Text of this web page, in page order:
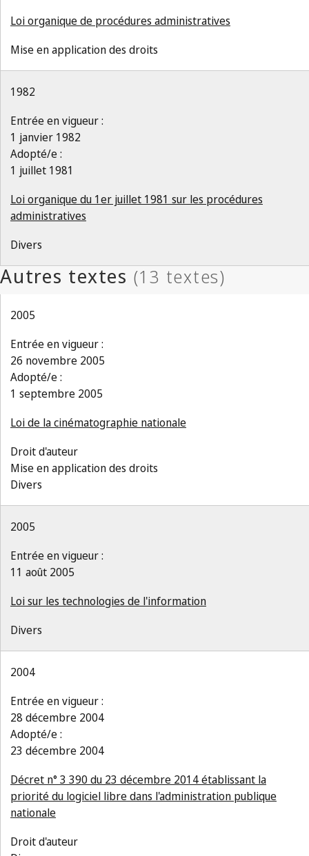
Loi organique de procédures administratives
Mise en application des droits
1982
Entrée en vigueur :
1 janvier 1982
Adopté/e :
1 juillet 1981
Loi organique du 1er juillet 1981 sur les procédures
administratives
Divers
2005
Entrée en vigueur :
26 novembre 2005
Adopté/e :
1 septembre 2005
Loi de la cinématographie nationale
Droit d'auteur
Mise en application des droits
Divers
2005
Entrée en vigueur :
11 août 2005
Loi sur les technologies de l'information
Divers
2004
Entrée en vigueur :
28 décembre 2004
Adopté/e :
23 décembre 2004
Décret n° 3 390 du 23 décembre 2014 établissant la
priorité du logiciel libre dans l'administration publique
nationale
Droit d'auteur